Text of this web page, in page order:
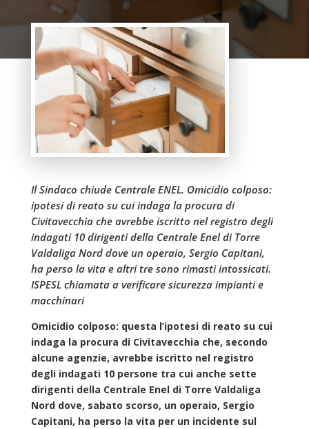
Il Sindaco chiude Centrale ENEL. Omicidio colposo:
ipotesi di reato su cui indaga la procura di
Civitavecchia che avrebbe iscritto nel registro degli
indagati 10 dirigenti della Centrale Enel di Torre
Valdaliga Nord dove un operaio, Sergio Capitani,
ha perso la vita e altri tre sono rimasti intossicati.
ISPESL chiamata a verificare sicurezza impianti e
macchinari
Omicidio colposo: questa l’ipotesi di reato su cui
indaga la procura di Civitavecchia che, secondo
alcune agenzie, avrebbe iscritto nel registro
degli indagati 10 persone tra cui anche sette
dirigenti della Centrale Enel di Torre Valdaliga
Nord dove, sabato scorso, un operaio, Sergio
Capitani, ha perso la vita per un incidente sul